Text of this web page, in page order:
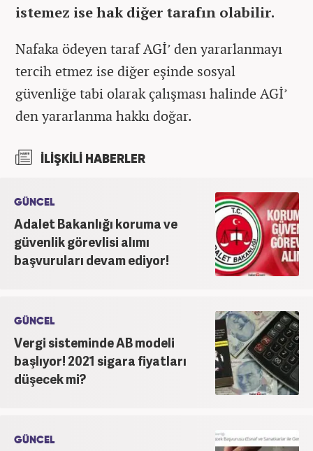
istemez ise hak diğer tarafın olabilir.
Nafaka ödeyen taraf AGİ’ den yararlanmayı
tercih etmez ise diğer eşinde sosyal
güvenliğe tabi olarak çalışması halinde AGİ’
den yararlanma hakkı doğar.
İLİŞKİLİ HABERLER
GÜNCEL
Adalet Bakanlığı koruma ve
güvenlik görevlisi alımı
başvuruları devam ediyor!
GÜNCEL
Vergi sisteminde AB modeli
başlıyor! 2021 sigara fiyatları
düşecek mi?
GÜNCEL